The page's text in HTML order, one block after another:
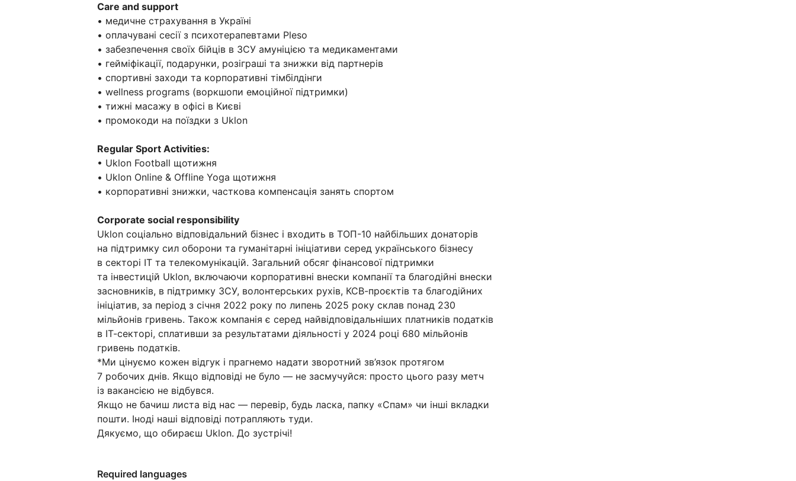
Care and support
• медичне страхування в Україні
• оплачувані сесії з психотерапевтами Pleso
• забезпечення своїх бійців в ЗСУ амуніцією та медикаментами
• гейміфікації, подарунки, розіграші та знижки від партнерів
• спортивні заходи та корпоративні тімбілдінги
• wellness programs (воркшопи емоційної підтримки)
• тижні масажу в офісі в Києві
• промокоди на поїздки з Uklon
Regular Sport Activities:
• Uklon Football щотижня
• Uklon Online & Offline Yoga щотижня
• корпоративні знижки, часткова компенсація занять спортом
Corporate social responsibility
Uklon соціально відповідальний бізнес і входить в ТОП-10 найбільших донаторів
на підтримку сил оборони та гуманітарні ініціативи серед українського бізнесу
в секторі ІТ та телекомунікацій. Загальний обсяг фінансової підтримки
та інвестицій Uklon, включаючи корпоративні внески компанії та благодійні внески
засновників, в підтримку ЗСУ, волонтерських рухів, КСВ-проєктів та благодійних
ініціатив, за період з січня 2022 року по липень 2025 року склав понад 230
мільйонів гривень. Також компанія є серед найвідповідальніших платників податків
в ІТ-секторі, сплативши за результатами діяльності у 2024 році 680 мільйонів
гривень податків.
*Ми цінуємо кожен відгук і прагнемо надати зворотний зв’язок протягом
7 робочих днів. Якщо відповіді не було — не засмучуйся: просто цього разу метч
із вакансією не відбувся.
Якщо не бачиш листа від нас — перевір, будь ласка, папку «Спам» чи інші вкладки
пошти. Іноді наші відповіді потрапляють туди.
Дякуємо, що обираєш Uklon. До зустрічі!
Required languages